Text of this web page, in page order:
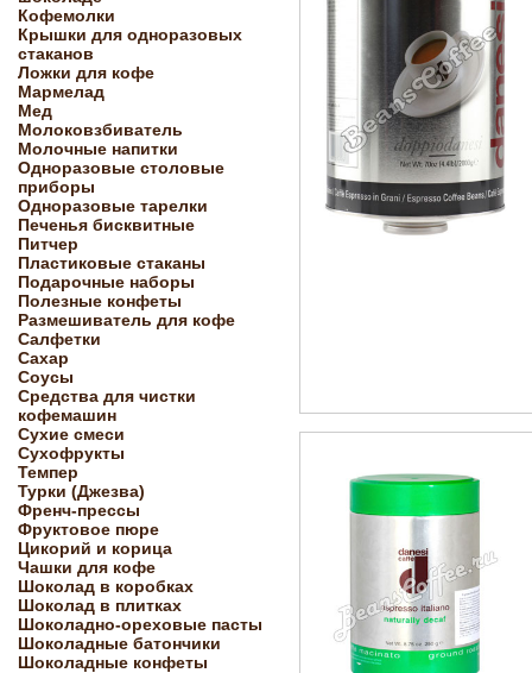
Кофемолки
Крышки для одноразовых
стаканов
Ложки для кофе
Мармелад
Мед
Молоковзбиватель
Молочные напитки
Одноразовые столовые
приборы
Одноразовые тарелки
Печенья бисквитные
Питчер
Пластиковые стаканы
Подарочные наборы
Полезные конфеты
Размешиватель для кофе
Салфетки
Сахар
Соусы
Средства для чистки
кофемашин
Сухие смеси
Сухофрукты
Темпер
Турки (Джезва)
Френч-прессы
Фруктовое пюре
Цикорий и корица
Чашки для кофе
Шоколад в коробках
Шоколад в плитках
Шоколадно-ореховые пасты
Шоколадные батончики
Шоколадные конфеты